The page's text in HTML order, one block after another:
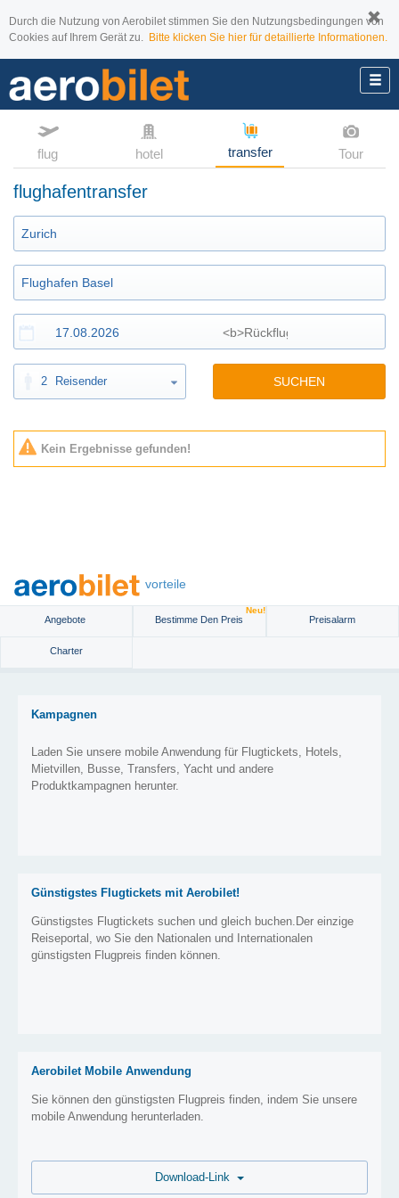
Durch die Nutzung von Aerobilet stimmen Sie den Nutzungsbedingungen von
Cookies auf Ihrem Gerät zu. Bitte klicken Sie hier für detaillierte Informationen.
flug hotel transfer Tour
flughafentransfer
2 Reisender SUCHEN
Kein Ergebnisse gefunden!
vorteile
Angebote Bestimme Den Preis
Neu!
Preisalarm
Charter
Kampagnen
Laden Sie unsere mobile Anwendung für Flugtickets, Hotels,
Mietvillen, Busse, Transfers, Yacht und andere
Produktkampagnen herunter.
Günstigstes Flugtickets mit Aerobilet!
Günstigstes Flugtickets suchen und gleich buchen.Der einzige
Reiseportal, wo Sie den Nationalen und Internationalen
günstigsten Flugpreis finden können.
Aerobilet Mobile Anwendung
Sie können den günstigsten Flugpreis finden, indem Sie unsere
mobile Anwendung herunterladen.